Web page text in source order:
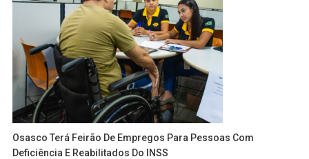
Osasco Terá Feirão De Empregos Para Pessoas Com
Deficiência E Reabilitados Do INSS